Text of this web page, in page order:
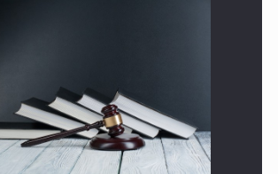
المفهوم الحقيقي للجهاد الإسلامي..